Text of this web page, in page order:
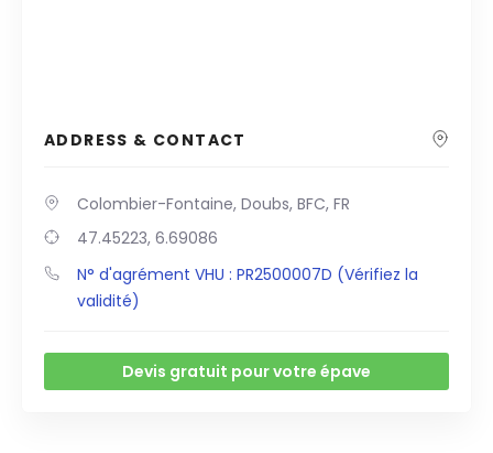
ADDRESS & CONTACT
Colombier-Fontaine, Doubs, BFC, FR
47.45223, 6.69086
N° d'agrément VHU : PR2500007D (Vérifiez la
validité)
Devis gratuit pour votre épave